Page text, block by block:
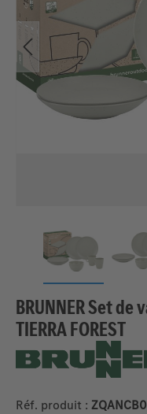
BRUNNER Set de
TIERRA FOREST
Réf. produit :